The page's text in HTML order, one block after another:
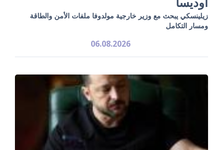
زيلينسكي يبحث مع وزير خارجية مولدوفا ملفات الأمن والطاقة
ومسار التكامل
06.08.2026